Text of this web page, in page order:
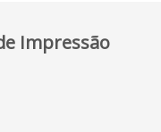
Impressão